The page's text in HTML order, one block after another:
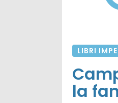
LIBRI
la